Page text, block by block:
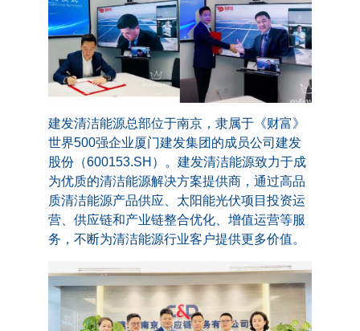
建发清洁能源总部位于南京，隶属于《财富》
世界500强企业厦门建发集团的成员公司建发
股份（600153.SH）。建发清洁能源致力于成
为优质的清洁能源解决方案提供商，通过高品
质清洁能源产品供应、太阳能光伏项目投资运
营、供应链和产业链整合优化、增值运营等服
务，不断为清洁能源行业客户提供更多价值。